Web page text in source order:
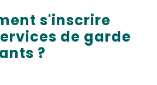
s'inscrire
de garde
?